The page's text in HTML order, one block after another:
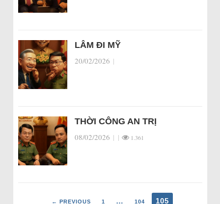
LÂM ĐI MỸ
20/02/2026 |
THỜI CÔNG AN TRỊ
08/02/2026 | | 1.361
← PREVIOUS 1 … 104 105